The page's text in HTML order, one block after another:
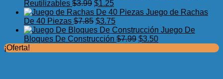
$9.75.$5.99.
original
era:
$9.89.
es:
Reutilizables $3.99 El
precio
original
era:
$3.99.
$1.25El
precio
actual
es:
$1.25.
Juego de Rachas
De 40 Piezas $7.85 El
precio
original
$3.75El
precio
actual
Juego De
Bloques De Construcción $7.99 El
$3.50El
¡Oferta!